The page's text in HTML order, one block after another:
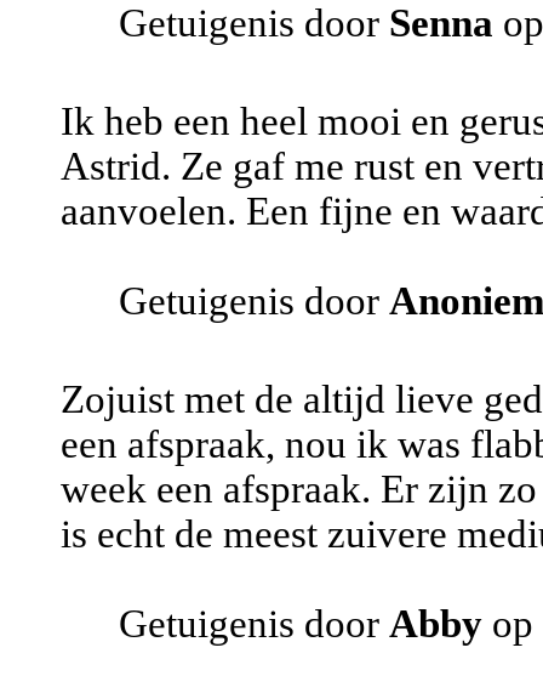
Getuigenis door Senna
Ik heb een heel mooi en
Astrid. Ze gaf me rust en
aanvoelen. Een fijne en
Getuigenis door
Zojuist met de altijd lieve
een afspraak, nou ik was
week een afspraak. Er zijn
is echt de meest zuivere
Getuigenis door Abby